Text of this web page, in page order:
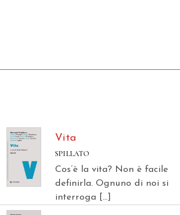
Vita
SPILLATO
Cos’è la vita? Non è facile
definirla. Ognuno di noi si
interroga […]